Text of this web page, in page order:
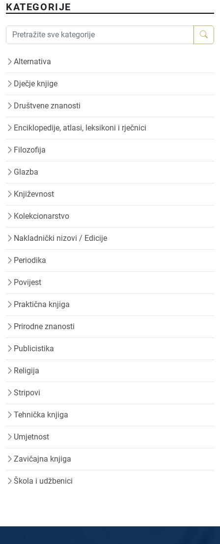
KATEGORIJE
Alternativa
Dječje knjige
Društvene znanosti
Enciklopedije, atlasi, leksikoni i rječnici
Filozofija
Glazba
Književnost
Kolekcionarstvo
Nakladnički nizovi / Edicije
Periodika
Povijest
Praktična knjiga
Prirodne znanosti
Publicistika
Religija
Stripovi
Tehnička knjiga
Umjetnost
Zavičajna knjiga
Škola i udžbenici